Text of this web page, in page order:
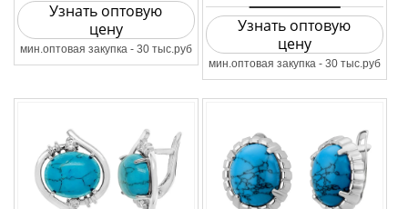
Узнать оптовую
цену
мин.оптовая закупка - 30 тыс.руб
Узнать оптовую
цену
мин.оптовая закупка - 30 тыс.руб